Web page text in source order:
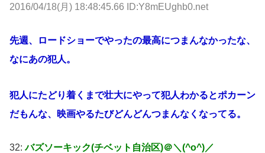
2016/04/18(月) 18:48:45.66 ID:Y8mEUghb0.net
先週、ロードショーでやったの最高につまんなかったな、
なにあの犯人。
犯人にたどり着くまで壮大にやって犯人わかるとポカーン
だもんな、映画やるたびどんどんつまんなくなってる。
32:バズソーキック(チベット自治区)＠＼(^o^)／